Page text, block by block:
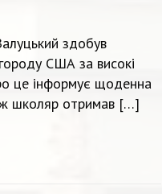
здобув
США за високі
це інформує щоденна
школяр отримав […]